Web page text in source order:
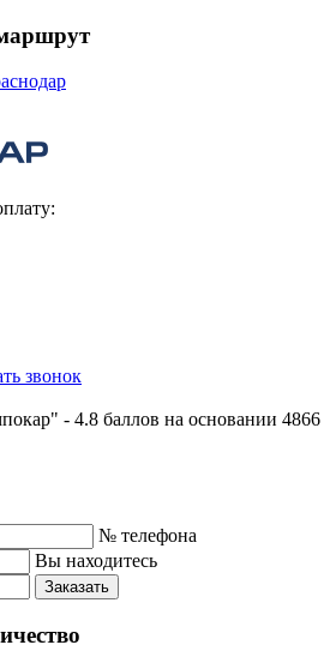
звонок
- 4.8 баллов на основании 4866
№ телефона
Вы находитесь
Заказать